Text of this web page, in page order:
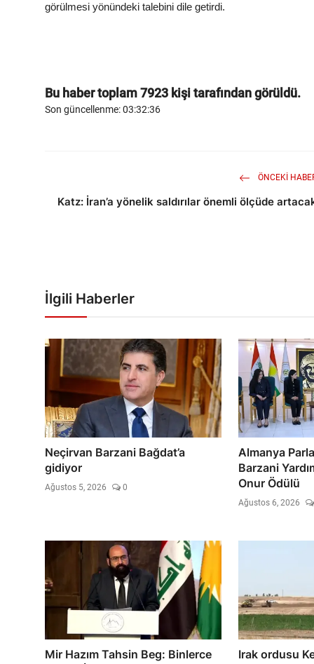
görülmesi yönündeki talebini dile getirdi.
Bu haber toplam7923 kişi tarafından görüldü.
Son güncellenme: 03:32:36
ÖNCEKI
Katz: İran’a yönelik saldırılar önemli ölçüde
İlgili Haberler
Neçirvan Barzani Bağdat’a
gidiyor
Ağustos 5, 2026 0
Almanya
Barzani
Onur Ödülü
Ağustos 6, 2026
Mir Hazım Tahsin Beg: Binlerce
Irak ordusu